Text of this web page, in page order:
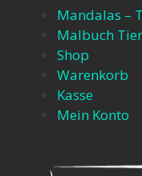
Mandalas –
Malbuch
Shop
Warenkorb
Kasse
Mein Konto